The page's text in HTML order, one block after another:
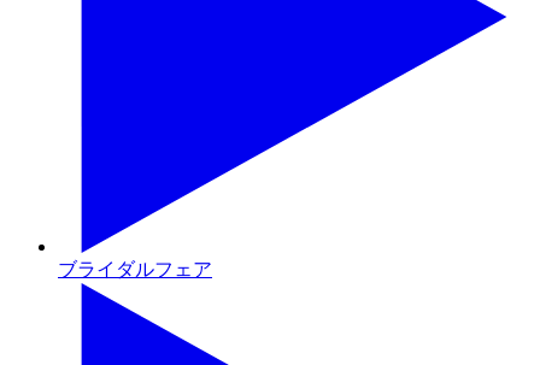
ブライダルフェア